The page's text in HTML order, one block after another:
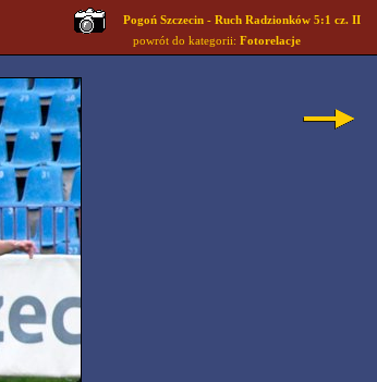
Pogoń Szczecin - Ruch Radzionków 5:1 cz. II
powrót do kategorii: Fotorelacje